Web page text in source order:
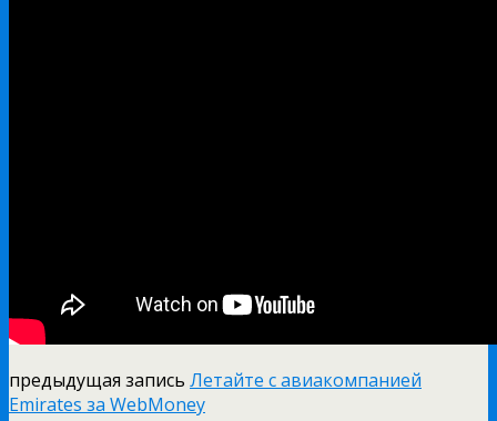
предыдущая запись Летайте с авиакомпанией
Emirates за WebMoney